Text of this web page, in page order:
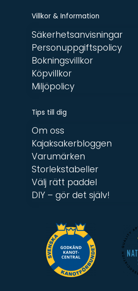
Villkor & Information
Säkerhetsanvisningar
Personuppgiftspolicy
Bokningsvillkor
Köpvillkor
Miljöpolicy
Tips till dig
Om oss
Kajaksakerbloggen
Varumärken
Storlekstabeller
Välj rätt paddel
DIY – gör det själv!